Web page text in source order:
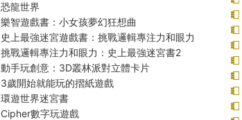
恐龍世界
樂智遊戲書：小女孩夢幻狂想曲
史上最強迷宮遊戲書：挑戰邏輯專注力和眼力
挑戰邏輯專注力和眼力：史上最強迷宮書2
動手玩創意：3D叢林派對立體卡片
3歲開始就能玩的摺紙遊戲
環遊世界迷宮書
Cipher數字玩遊戲